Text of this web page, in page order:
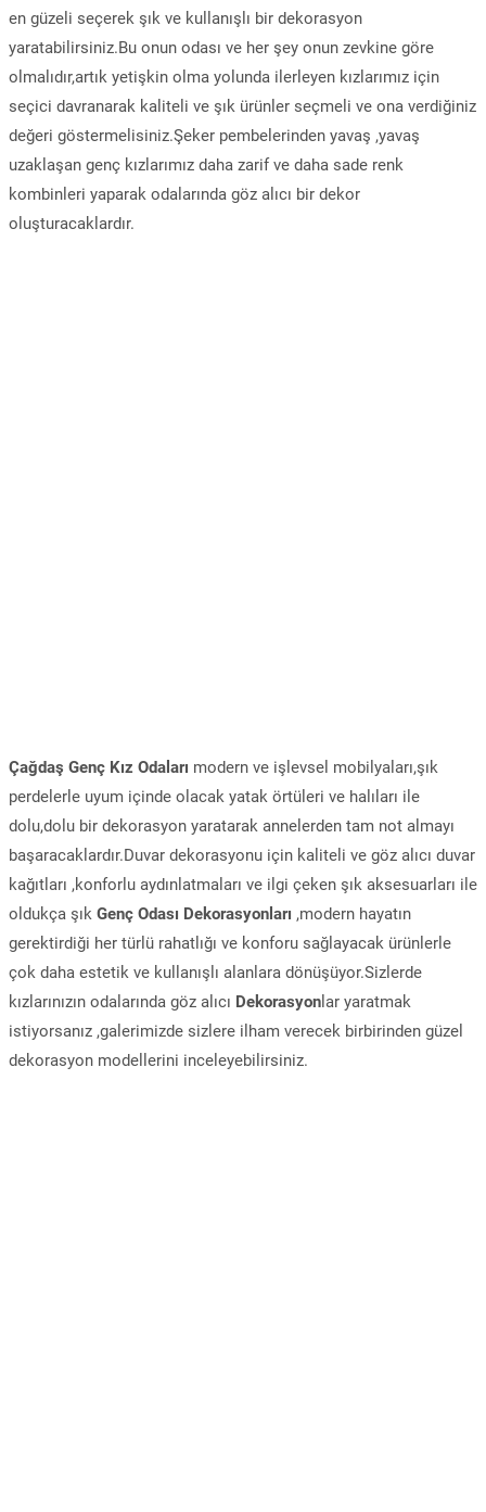
en güzeli seçerek şık ve kullanışlı bir dekorasyon
yaratabilirsiniz.Bu onun odası ve her şey onun zevkine göre
olmalıdır,artık yetişkin olma yolunda ilerleyen kızlarımız için
seçici davranarak kaliteli ve şık ürünler seçmeli ve ona verdiğiniz
değeri göstermelisiniz.Şeker pembelerinden yavaş ,yavaş
uzaklaşan genç kızlarımız daha zarif ve daha sade renk
kombinleri yaparak odalarında göz alıcı bir dekor
oluşturacaklardır.
Çağdaş Genç Kız Odaları modern ve işlevsel mobilyaları,şık
perdelerle uyum içinde olacak yatak örtüleri ve halıları ile
dolu,dolu bir dekorasyon yaratarak annelerden tam not almayı
başaracaklardır.Duvar dekorasyonu için kaliteli ve göz alıcı duvar
kağıtları ,konforlu aydınlatmaları ve ilgi çeken şık aksesuarları ile
oldukça şık Genç Odası Dekorasyonları ,modern hayatın
gerektirdiği her türlü rahatlığı ve konforu sağlayacak ürünlerle
çok daha estetik ve kullanışlı alanlara dönüşüyor.Sizlerde
kızlarınızın odalarında göz alıcı Dekorasyon lar yaratmak
istiyorsanız ,galerimizde sizlere ilham verecek birbirinden güzel
dekorasyon modellerini inceleyebilirsiniz.